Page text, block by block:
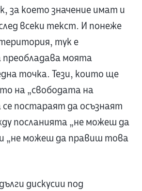
за което значение имат и
всеки текст. И понеже
тук е
моята
точка. Тези, които ще
на „свободата на
се постараят да осъзнаят
посланията „не можеш да
„не можеш да правиш това
дискусии под